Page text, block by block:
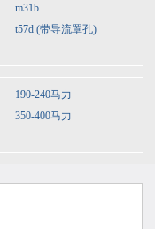
m31b
t57d (带导流罩孔)
190-240马力
350-400马力